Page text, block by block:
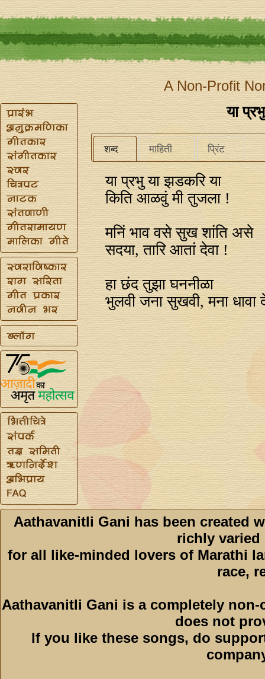
A Non-Profit
या
शब्द माहिती प्रिंट
या प्रभु या झडकरि या
किति आळवुं मी तुजला !
मनिं भाव वसे सुख शांति असे
सदया, तारि आतां देवा !
हा छंद तुझा घननीळा
भुलवी जना सुखवी, मना धावा
Aathavanitli Gani has been created
richly varied
for all like-minded lovers of Marathi
race,
Aathavanitli Gani is a completely
does not
If you like these songs, do